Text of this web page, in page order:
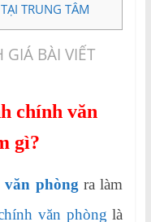
TRUNG TÂM
BÀI VIẾT
chính văn
gì?
phòng ra làm
văn phòng là